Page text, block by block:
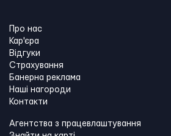
Про нас
Кар'єра
Відгуки
Страхування
Банерна реклама
Наші нагороди
Контакти
Агентства з працевлаштування